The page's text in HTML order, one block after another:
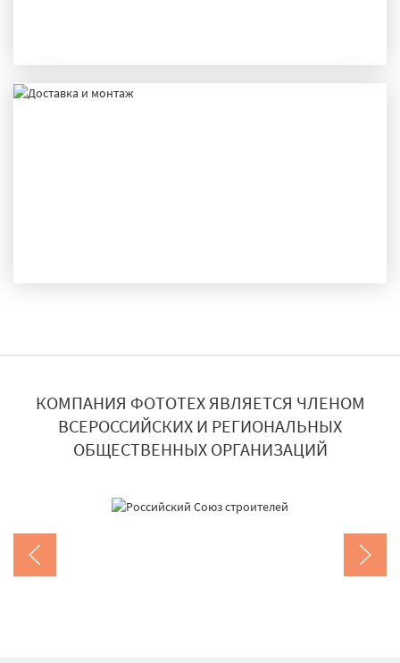
КОМПАНИЯ ФОТОТЕХ ЯВЛЯЕТСЯ ЧЛЕНОМ
ВСЕРОССИЙСКИХ И РЕГИОНАЛЬНЫХ
ОБЩЕСТВЕННЫХ ОРГАНИЗАЦИЙ